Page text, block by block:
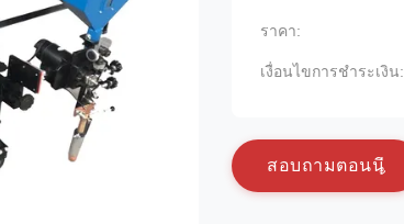
ราคา:
เงื่อนไขการชำระเงิน:
สอบถามตอนน